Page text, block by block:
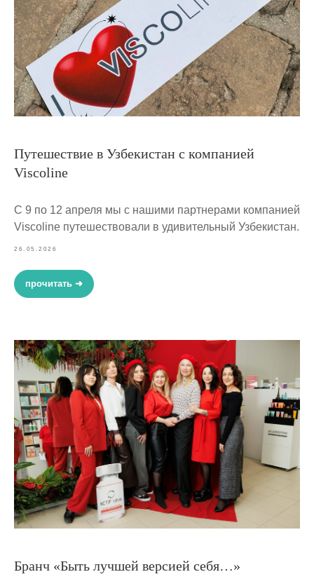
Путешествие в Узбекистан с компанией
Viscoline
С 9 по 12 апреля мы с нашими партнерами компанией
Viscoline путешествовали в удивительный Узбекистан.
26.05.2026
прочитать ➜
Бранч «Быть лучшей версией себя…»